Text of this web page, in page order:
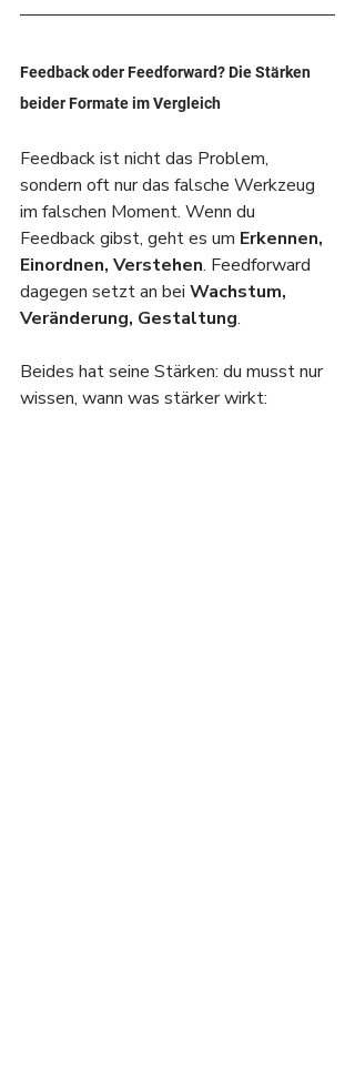
Feedback oder Feedforward? Die Stärken
beider Formate im Vergleich
Feedback ist nicht das Problem,
sondern oft nur das falsche Werkzeug
im falschen Moment. Wenn du
Feedback gibst, geht es um Erkennen,
Einordnen, Verstehen. Feedforward
dagegen setzt an bei Wachstum,
Veränderung, Gestaltung.
Beides hat seine Stärken: du musst nur
wissen, wann was stärker wirkt: